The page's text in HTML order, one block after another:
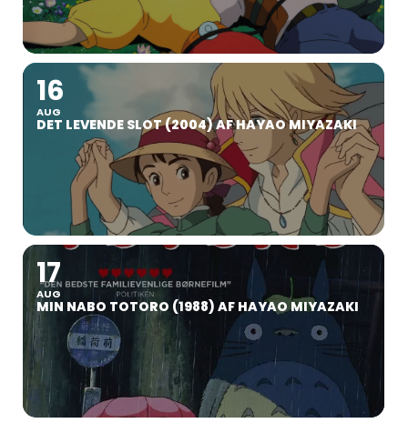
16
AUG
DET LEVENDE SLOT (2004) AF HAYAO MIYAZAKI
17
AUG
MIN NABO TOTORO (1988) AF HAYAO MIYAZAKI